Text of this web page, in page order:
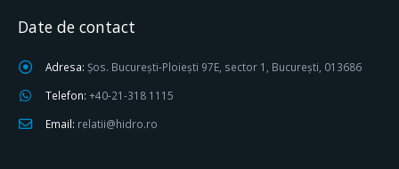
Date de contact
Adresa: Șos. București-Ploiești 97E, sector 1, București, 013686
Telefon: +40-21-318 1115
Email: relatii@hidro.ro